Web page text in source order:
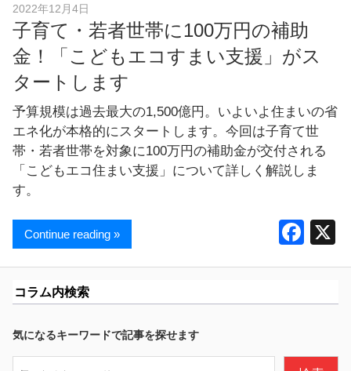
2022年12月4日
子育て・若者世帯に100万円の補助
金！「こどもエコすまい支援」がス
タートします
予算規模は過去最大の1,500億円。いよいよ住まいの省
エネ化が本格的にスタートします。今回は子育て世
帯・若者世帯を対象に100万円の補助金が交付される
「こどもエコ住まい支援」について詳しく解説しま
す。
F
e
o
Continue reading »
コラム内検索
気になるキーワードで記事を探せます